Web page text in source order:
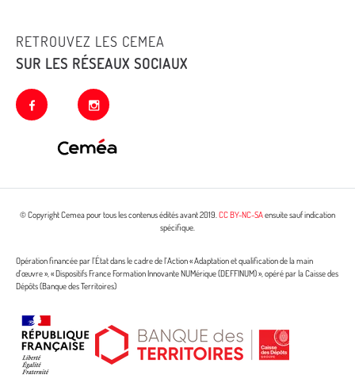
RETROUVEZ LES CEMEA
SUR LES RÉSEAUX SOCIAUX
facebook instagram
© Copyright Cemea pour tous les contenus édités avant 2019.CC BY-NC-SAensuite sauf indication
spécifique.
Opération financée par l’État dans le cadre de l’Action « Adaptation et qualification de la main
d’œuvre », « Dispositifs France Formation Innovante NUMérique (DEFFINUM) », opéré par la Caisse des
Dépôts (Banque des Territoires)